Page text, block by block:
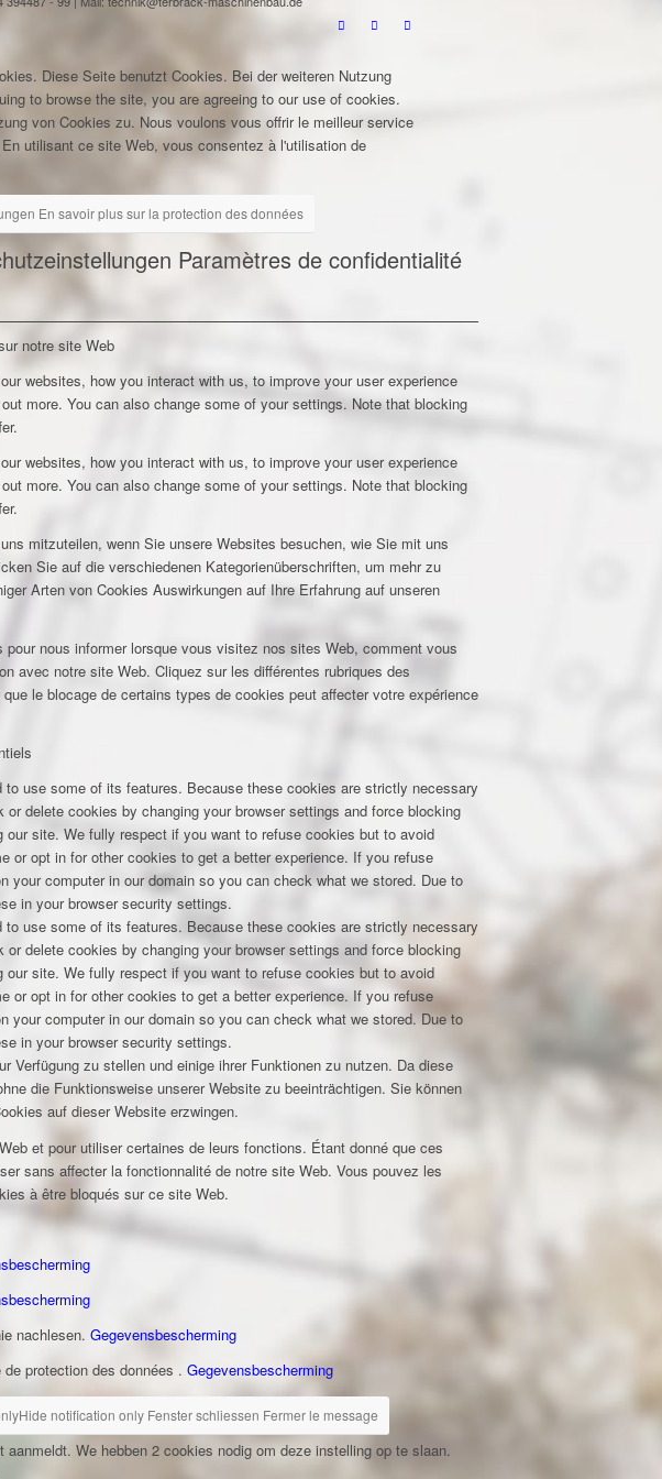
Diese Seite benutzt Cookies. Bei der weiteren Nutzung
to browse the site, you are agreeing to our use of cookies.
von Cookies zu. Nous voulons vous offrir le meilleur service
utilisant ce site Web, vous consentez à l'utilisation de
En savoir plus sur la protection des données
Paramètres de confidentialité
notre site Web
websites, how you interact with us, to improve your user experience
more. You can also change some of your settings. Note that blocking
websites, how you interact with us, to improve your user experience
more. You can also change some of your settings. Note that blocking
mitzuteilen, wenn Sie unsere Websites besuchen, wie Sie mit uns
Sie auf die verschiedenen Kategorienüberschriften, um mehr zu
Arten von Cookies Auswirkungen auf Ihre Erfahrung auf unseren
nous informer lorsque vous visitez nos sites Web, comment vous
avec notre site Web. Cliquez sur les différentes rubriques des
le blocage de certains types de cookies peut affecter votre expérience
use some of its features. Because these cookies are strictly necessary
delete cookies by changing your browser settings and force blocking
site. We fully respect if you want to refuse cookies but to avoid
or opt in for other cookies to get a better experience. If you refuse
computer in our domain so you can check what we stored. Due to
in your browser security settings.
use some of its features. Because these cookies are strictly necessary
delete cookies by changing your browser settings and force blocking
site. We fully respect if you want to refuse cookies but to avoid
or opt in for other cookies to get a better experience. If you refuse
computer in our domain so you can check what we stored. Due to
in your browser security settings.
Verfügung zu stellen und einige ihrer Funktionen zu nutzen. Da diese
die Funktionsweise unserer Website zu beeinträchtigen. Sie können
auf dieser Website erzwingen.
et pour utiliser certaines de leurs fonctions. Étant donné que ces
sans affecter la fonctionnalité de notre site Web. Vous pouvez les
à être bloqués sur ce site Web.
nachlesen. Gegevensbescherming
protection des données . Gegevensbescherming
Hide notification only Fenster schliessen Fermer le message
We hebben 2 cookies nodig om deze instelling op te slaan.